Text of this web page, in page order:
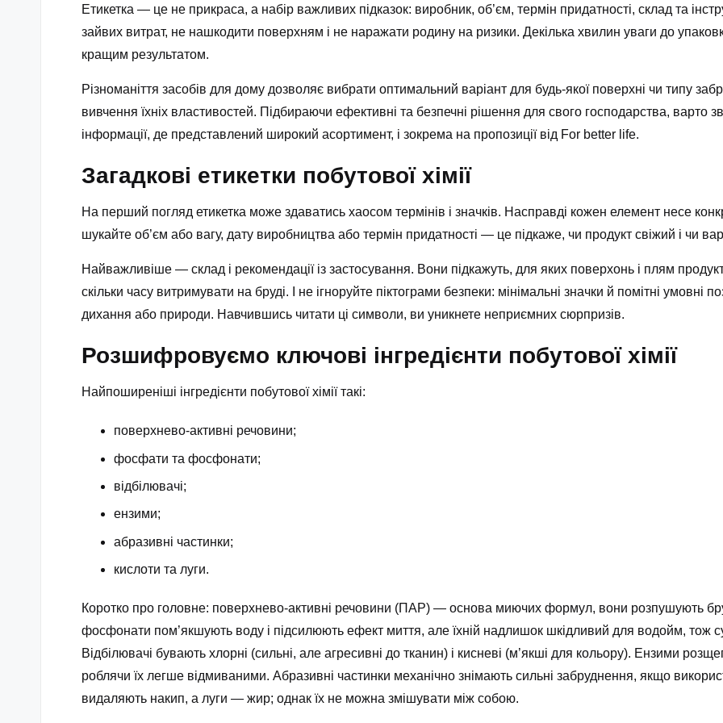
Етикетка — це не прикраса, а набір важливих підказок: виробник, об’єм, термін придатності, склад та
зайвих витрат, не нашкодити поверхням і не наражати родину на ризики. Декілька хвилин уваги до
кращим результатом.
Різноманіття засобів для дому дозволяє вибрати оптимальний варіант для будь-якої поверхні чи типу
вивчення їхніх властивостей. Підбираючи ефективні та безпечні рішення для свого господарства, варто
інформації, де представлений широкий асортимент, і зокрема на пропозиції від For better life.
Загадкові етикетки побутової хімії
На перший погляд етикетка може здаватись хаосом термінів і значків. Насправді кожен елемент несе
шукайте об’єм або вагу, дату виробництва або термін придатності — це підкаже, чи продукт свіжий і чи
Найважливіше — склад і рекомендації із застосування. Вони підкажуть, для яких поверхонь і плям
скільки часу витримувати на бруді. І не ігноруйте піктограми безпеки: мінімальні значки й помітні
дихання або природи. Навчившись читати ці символи, ви уникнете неприємних сюрпризів.
Розшифровуємо ключові інгредієнти побутової хімії
Найпоширеніші інгредієнти побутової хімії такі:
поверхнево-активні речовини;
фосфати та фосфонати;
відбілювачі;
ензими;
абразивні частинки;
кислоти та луги.
Коротко про головне: поверхнево-активні речовини (ПАР) — основа миючих формул, вони розпушують
фосфонати пом’якшують воду і підсилюють ефект миття, але їхній надлишок шкідливий для водойм, тож
Відбілювачі бувають хлорні (сильні, але агресивні до тканин) і кисневі (м’якші для кольору). Ензими
роблячи їх легше відмиваними. Абразивні частинки механічно знімають сильні забруднення, якщо
видаляють накип, а луги — жир; однак їх не можна змішувати між собою.